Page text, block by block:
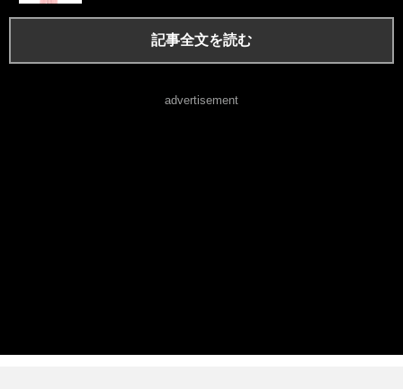
記事全文を読む
advertisement